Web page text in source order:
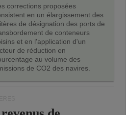
corrections proposées
en un élargissement des
de désignation des ports de
de conteneurs
et en l'application d'un
de réduction en
au volume des
de CO2 des navires.